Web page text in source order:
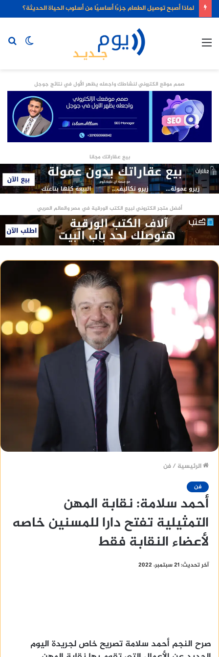
لماذا أصبح توصيل الطعام جزءًا أساسيًا من أسلوب الحياة الحديثة؟
الوضع
صمم موقع الكتروني لنشاطك واجعله يظهر الأول في نتائج جوجل
بيع عقاراتك مجانا
أفضل متجر الكتروني لبيع الكتب الورقية في مصر والعالم العربي
الرئيسية /فن
فن
أحمد سلامة: نقابة المهن
التمثيلية تفتح دارا للمسنين خاصه
لأعضاء النقابة فقط
آخر تحديث: 21 سبتمبر، 2022
صرح النجم أحمد سلامة تصريح خاص لجريدة اليوم